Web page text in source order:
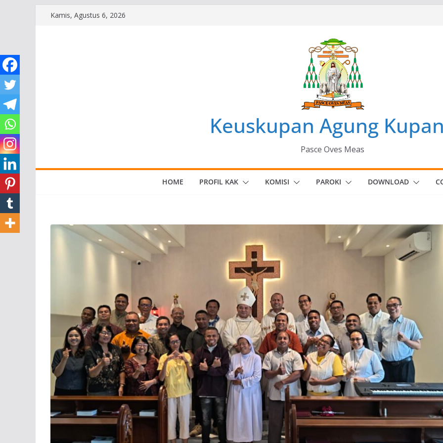
Kamis, Agustus 6, 2026
Keuskupan Agung
Pasce Oves Meas
HOME PROFIL KAK KOMISI PAROKI DOWNLOAD
Pesan Paus Leo XIV
untuk Hari Komunikasi
Sosial Sedunia ke-60
KomsosKAK
Paroki Santo Yosef
Keluarga Melalui
Seminar Komunikasi
01/08/2026 KomsosKAK